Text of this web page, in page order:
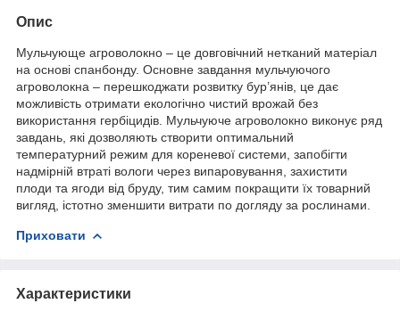
Опис
Мульчующе агроволокно – це довговічний нетканий матеріал
на основі спанбонду. Основне завдання мульчуючого
агроволокна – перешкоджати розвитку бур’янів, це дає
можливість отримати екологічно чистий врожай без
використання гербіцидів. Мульчуюче агроволокно виконує ряд
завдань, які дозволяють створити оптимальний
температурний режим для кореневої системи, запобігти
надмірній втраті вологи через випаровування, захистити
плоди та ягоди від бруду, тим самим покращити їх товарний
вигляд, істотно зменшити витрати по догляду за рослинами.
Приховати
Характеристики